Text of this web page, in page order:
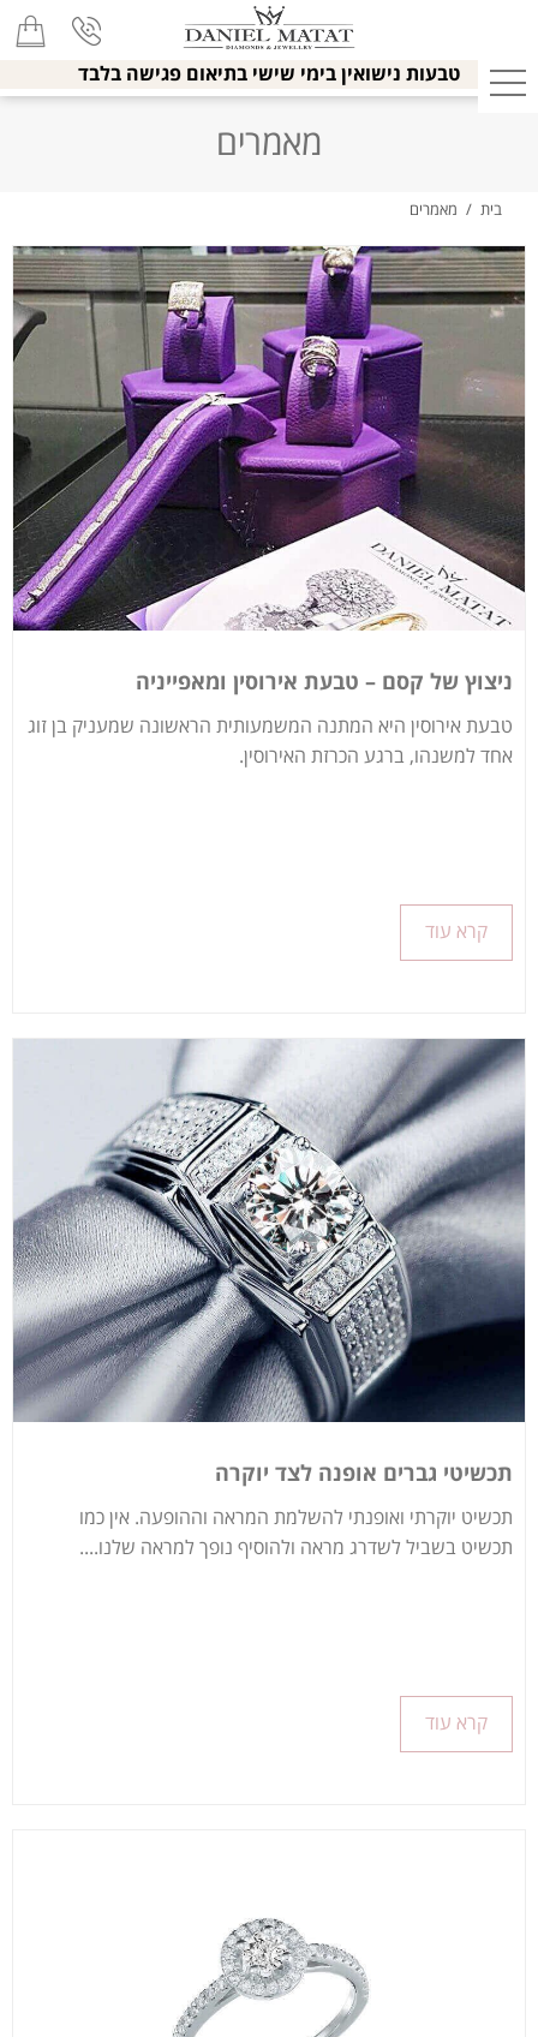
טבעות נישואין בימי שישי בתיאום פגישה בלבד
מאמרים
בית / מאמרים
ניצוץ של קסם – טבעת אירוסין ומאפייניה
טבעת אירוסין היא המתנה המשמעותית הראשונה שמעניק בן זוג
אחד למשנהו, ברגע הכרזת האירוסין.
קרא עוד
תכשיטי גברים אופנה לצד יוקרה
תכשיט יוקרתי ואופנתי להשלמת המראה וההופעה. אין כמו
תכשיט בשביל לשדרג מראה ולהוסיף נופך למראה שלנו....
קרא עוד